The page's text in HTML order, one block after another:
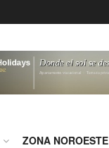
ZONA NOROESTE